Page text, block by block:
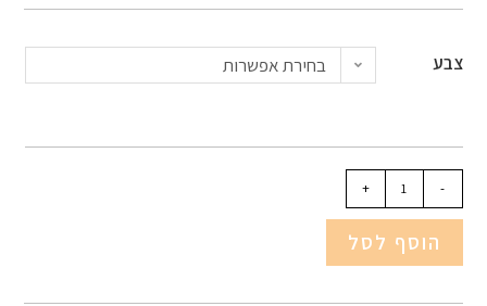
צבע בחירת אפשרות
-
+
הוסף לסל